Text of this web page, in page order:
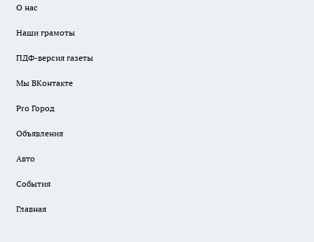
О нас
Наши грамоты
ПДФ-версия газеты
Мы ВКонтакте
Pro Город
Объявления
Авто
События
Главная